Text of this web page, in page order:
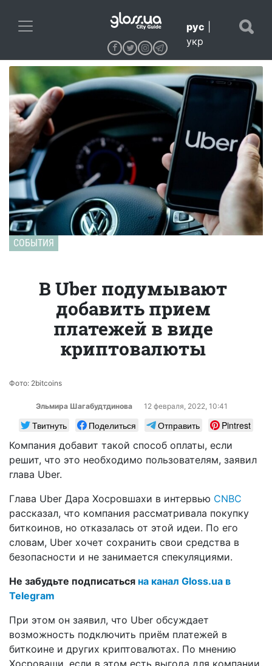
рус
укр
СОБЫТИЯ
В Uber подумывают
добавить прием
платежей в виде
криптовалюты
Фото: 2bitcoins
Эльмира Шагабудтдинова 12 февраля, 2022, 10:41
Твитнуть Поделиться Отправить
Pintrest
Компания добавит такой способ оплаты, если
решит, что это необходимо пользователям, заявил
глава Uber.
Глава Uber Дара Хосровшахи в интервью CNBC
рассказал, что компания рассматривала покупку
биткоинов, но отказалась от этой идеи. По его
словам, Uber хочет сохранить свои средства в
безопасности и не занимается спекуляциями.
Не забудьте подписаться на канал Gloss.ua в
Telegram
При этом он заявил, что Uber обсуждает
возможность подключить приём платежей в
биткоине и других криптовалютах. По мнению
Хосроваши, если в этом есть выгода для компании,